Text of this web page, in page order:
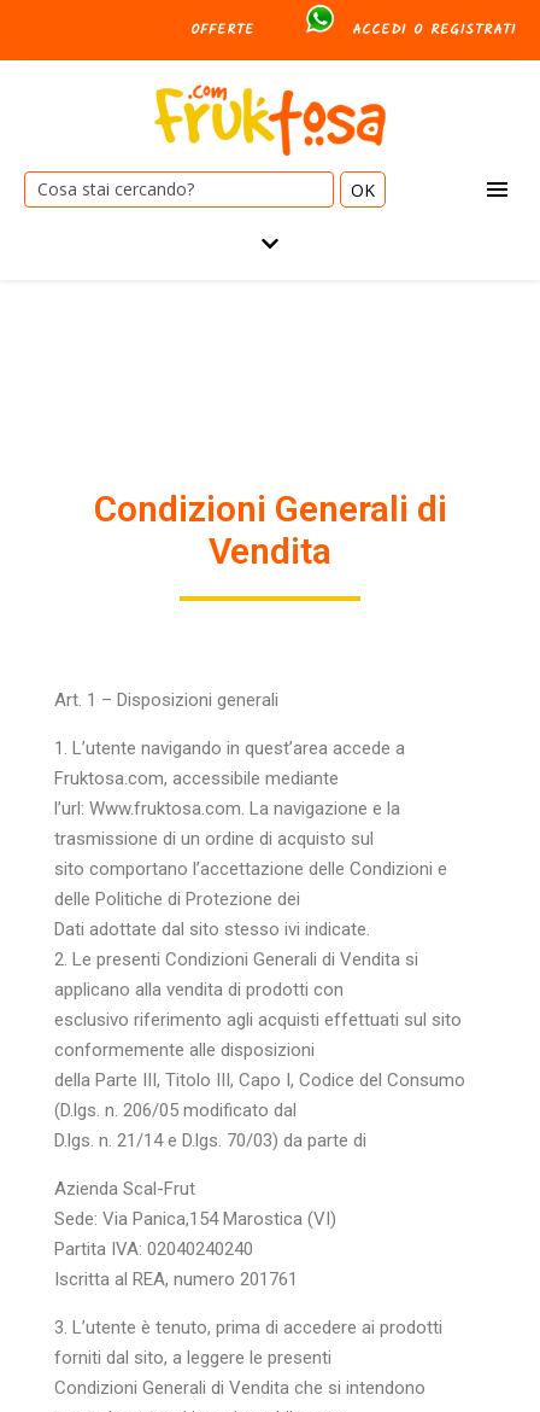
OFFERTE ACCEDI O REGISTRATI
Cerca:
Condizioni Generali di
Vendita
Art. 1 – Disposizioni generali
1. L’utente navigando in quest’area accede a
Fruktosa.com, accessibile mediante
l’url: Www.fruktosa.com. La navigazione e la
trasmissione di un ordine di acquisto sul
sito comportano l’accettazione delle Condizioni e
delle Politiche di Protezione dei
Dati adottate dal sito stesso ivi indicate.
2. Le presenti Condizioni Generali di Vendita si
applicano alla vendita di prodotti con
esclusivo riferimento agli acquisti effettuati sul sito
conformemente alle disposizioni
della Parte III, Titolo III, Capo I, Codice del Consumo
(D.lgs. n. 206/05 modificato dal
D.lgs. n. 21/14 e D.lgs. 70/03) da parte di
Azienda Scal-Frut
Sede: Via Panica,154 Marostica (VI)
Partita IVA: 02040240240
Iscritta al REA, numero 201761
3. L’utente è tenuto, prima di accedere ai prodotti
forniti dal sito, a leggere le presenti
Condizioni Generali di Vendita che si intendono